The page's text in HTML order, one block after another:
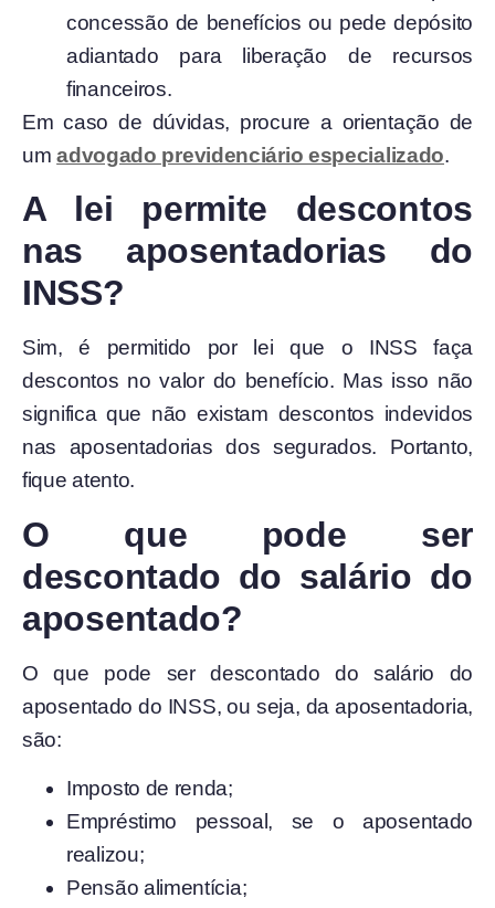
concessão de benefícios ou pede depósito
adiantado para liberação de recursos
financeiros.
Em caso de dúvidas, procure a orientação de
umadvogado previdenciário especializado.
A lei permite descontos
nas aposentadorias do
INSS?
Sim, é permitido por lei que o INSS faça
descontos no valor do benefício. Mas isso não
significa que não existam descontos indevidos
nas aposentadorias dos segurados. Portanto,
fique atento.
O que pode ser
descontado do salário do
aposentado?
O que pode ser descontado do salário do
aposentado do INSS, ou seja, da aposentadoria,
são:
Imposto de renda;
Empréstimo pessoal, se o aposentado
realizou;
Pensão alimentícia;